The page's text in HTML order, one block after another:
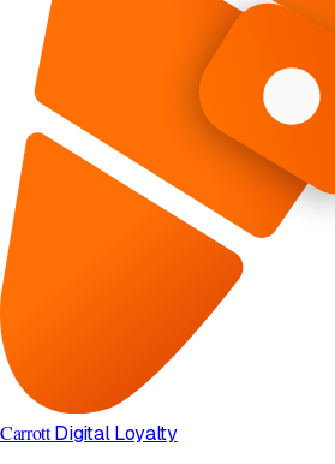
Carrott Digital Loyalty